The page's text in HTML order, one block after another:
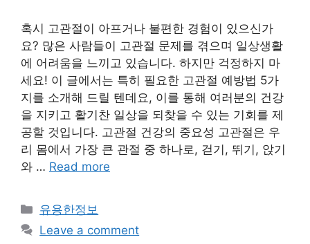
혹시 고관절이 아프거나 불편한 경험이 있으신가
요? 많은 사람들이 고관절 문제를 겪으며 일상생활
에 어려움을 느끼고 있습니다. 하지만 걱정하지 마
세요! 이 글에서는 특히 필요한 고관절 예방법 5가
지를 소개해 드릴 텐데요, 이를 통해 여러분의 건강
을 지키고 활기찬 일상을 되찾을 수 있는 기회를 제
공할 것입니다. 고관절 건강의 중요성 고관절은 우
리 몸에서 가장 큰 관절 중 하나로, 걷기, 뛰기, 앉기
와 … Read more
Categories
유용한정보
Leave a comment